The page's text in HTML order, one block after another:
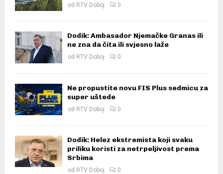
od RTV Doboj 0
Dodik: Ambasador Njemačke Granas ili
ne zna da čita ili svjesno laže
od RTV Doboj 0
Ne propustite novu FIS Plus sedmicu za
super uštede
od RTV Doboj 0
Dodik: Helez ekstremista koji svaku
priliku koristi za netrpeljivost prema
Srbima
od RTV Doboj 0